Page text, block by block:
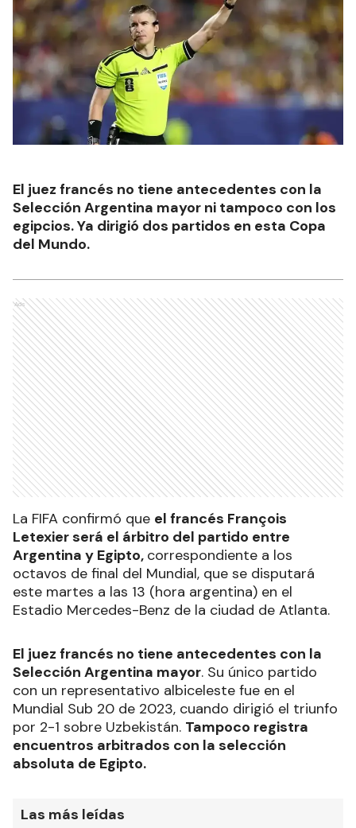
El juez francés no tiene antecedentes con la
Selección Argentina mayor ni tampoco con los
egipcios. Ya dirigió dos partidos en esta Copa
del Mundo.
Ads
La FIFA confirmó que el francés François
Letexier será el árbitro del partido entre
Argentina y Egipto, correspondiente a los
octavos de final del Mundial, que se disputará
este martes a las 13 (hora argentina) en el
Estadio Mercedes-Benz de la ciudad de Atlanta.
El juez francés no tiene antecedentes con la
Selección Argentina mayor. Su único partido
con un representativo albiceleste fue en el
Mundial Sub 20 de 2023, cuando dirigió el triunfo
por 2-1 sobre Uzbekistán. Tampoco registra
encuentros arbitrados con la selección
absoluta de Egipto.
Las más leídas